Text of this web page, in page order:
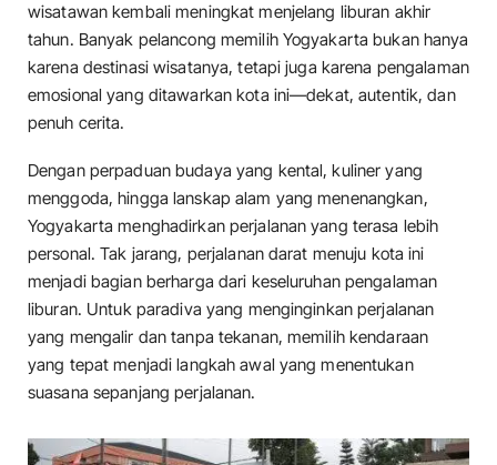
wisatawan kembali meningkat menjelang liburan akhir
tahun. Banyak pelancong memilih Yogyakarta bukan hanya
karena destinasi wisatanya, tetapi juga karena pengalaman
emosional yang ditawarkan kota ini—dekat, autentik, dan
penuh cerita.
Dengan perpaduan budaya yang kental, kuliner yang
menggoda, hingga lanskap alam yang menenangkan,
Yogyakarta menghadirkan perjalanan yang terasa lebih
personal. Tak jarang, perjalanan darat menuju kota ini
menjadi bagian berharga dari keseluruhan pengalaman
liburan. Untuk paradiva yang menginginkan perjalanan
yang mengalir dan tanpa tekanan, memilih kendaraan
yang tepat menjadi langkah awal yang menentukan
suasana sepanjang perjalanan.